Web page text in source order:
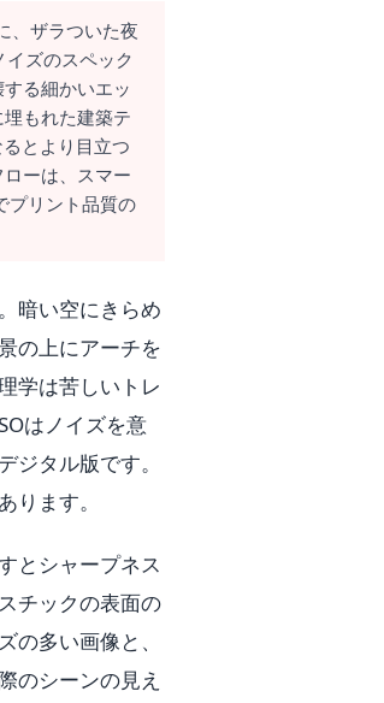
、ザラついた夜
ズのスペック
る細かいエッ
もれた建築テ
とより目立つ
ーは、スマー
プリント品質の
暗い空にきらめ
の上にアーチを
学は苦しいトレ
はノイズを意
タル版です。
ります。
とシャープネス
チックの表面の
多い画像と、
のシーンの見え